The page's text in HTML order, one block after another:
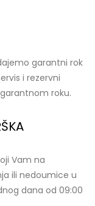
garantni rok
i rezervni
roku.
Vam na
ili nedoumice u
dana od 09:00